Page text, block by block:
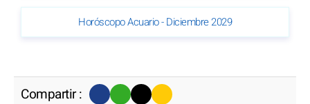
Horóscopo Acuario - Diciembre 2029
Compartir :